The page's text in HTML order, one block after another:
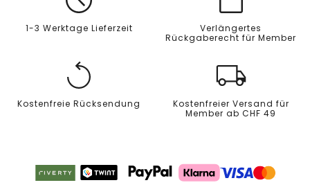
1-3 Werktage Lieferzeit
Verlängertes
Rückgaberecht für Member
Kostenfreie Rücksendung
Kostenfreier Versand für
Member ab CHF 49